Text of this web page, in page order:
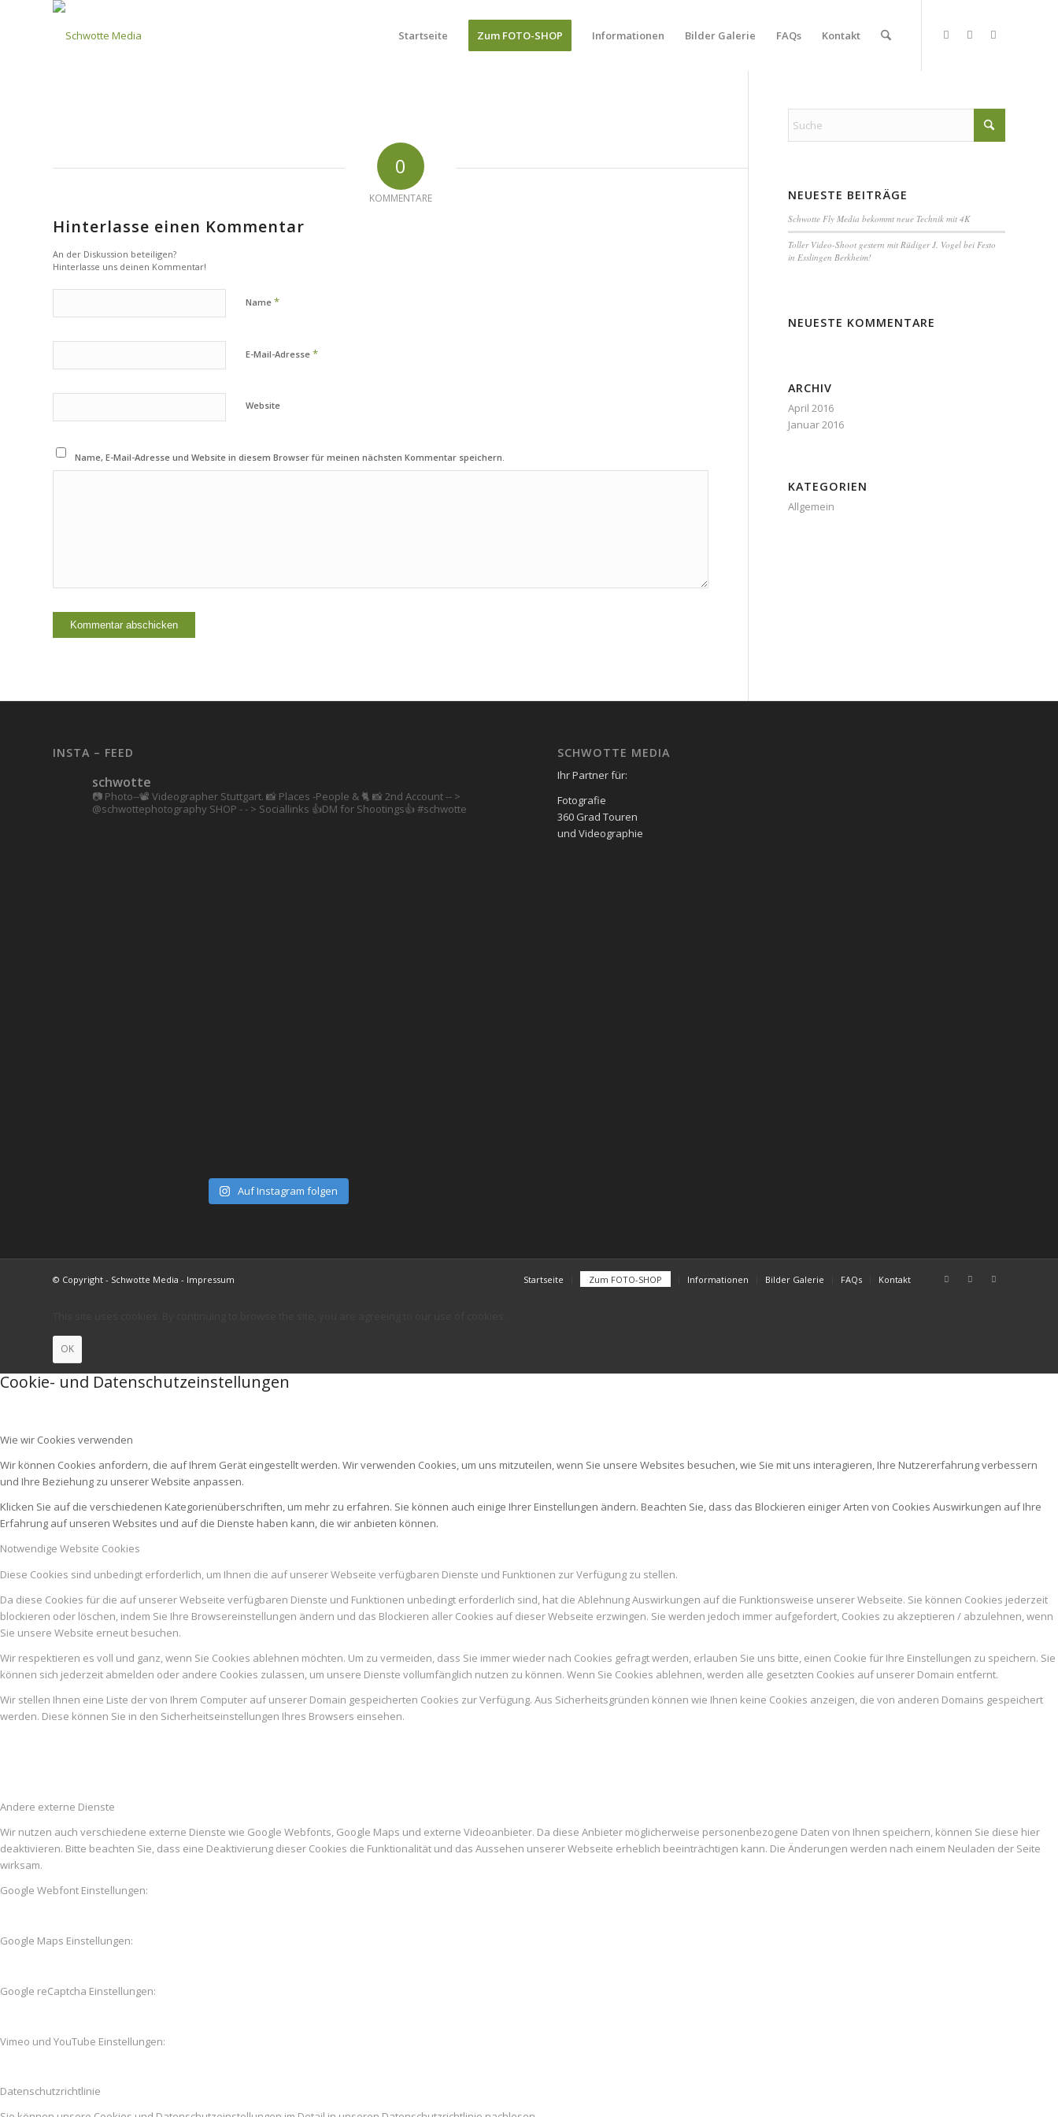
Startseite Zum FOTO-SHOP Informationen Bilder Galerie FAQs Kontakt
0
KOMMENTARE
Hinterlasse einen Kommentar
An der Diskussion beteiligen?
Hinterlasse uns deinen Kommentar!
Name *
E-Mail-Adresse *
Website
Name, E-Mail-Adresse und Website in diesem Browser für meinen nächsten Kommentar speichern.
NEUESTE BEITRÄGE
Schwotte Fly Media bekommt neue Technik mit 4K
Toller Video-Shoot gestern mit Rüdiger J. Vogel bei Festo
in Esslingen Berkheim!
NEUESTE KOMMENTARE
ARCHIV
April 2016
Januar 2016
KATEGORIEN
Allgemein
INSTA – FEED
schwotte
📷 Photo--📽️ Videographer Stuttgart. 📸 Places -People & 🐈 📸 2nd Account-- >
@schwottephotography SHOP - - > Sociallinks 👍DM for Shootings👍 #schwotte
Auf Instagram folgen
SCHWOTTE MEDIA
Ihr Partner für:
Fotografie
360 Grad Touren
und Videographie
© Copyright - Schwotte Media - Impressum Startseite Zum FOTO-SHOP Informationen Bilder Galerie FAQs Kontakt
OK
Cookie- und Datenschutzeinstellungen
Wie wir Cookies verwenden
Wir können Cookies anfordern, die auf Ihrem Gerät eingestellt werden. Wir verwenden Cookies, um uns mitzuteilen, wenn Sie unsere Websites besuchen, wie Sie mit uns interagieren, Ihre Nutzererfahrung verbessern
und Ihre Beziehung zu unserer Website anpassen.
Klicken Sie auf die verschiedenen Kategorienüberschriften, um mehr zu erfahren. Sie können auch einige Ihrer Einstellungen ändern. Beachten Sie, dass das Blockieren einiger Arten von Cookies Auswirkungen auf Ihre
Erfahrung auf unseren Websites und auf die Dienste haben kann, die wir anbieten können.
Notwendige Website Cookies
Diese Cookies sind unbedingt erforderlich, um Ihnen die auf unserer Webseite verfügbaren Dienste und Funktionen zur Verfügung zu stellen.
Da diese Cookies für die auf unserer Webseite verfügbaren Dienste und Funktionen unbedingt erforderlich sind, hat die Ablehnung Auswirkungen auf die Funktionsweise unserer Webseite. Sie können Cookies jederzeit
blockieren oder löschen, indem Sie Ihre Browsereinstellungen ändern und das Blockieren aller Cookies auf dieser Webseite erzwingen. Sie werden jedoch immer aufgefordert, Cookies zu akzeptieren / abzulehnen, wenn
Sie unsere Website erneut besuchen.
Wir respektieren es voll und ganz, wenn Sie Cookies ablehnen möchten. Um zu vermeiden, dass Sie immer wieder nach Cookies gefragt werden, erlauben Sie uns bitte, einen Cookie für Ihre Einstellungen zu speichern. Sie
können sich jederzeit abmelden oder andere Cookies zulassen, um unsere Dienste vollumfänglich nutzen zu können. Wenn Sie Cookies ablehnen, werden alle gesetzten Cookies auf unserer Domain entfernt.
Wir stellen Ihnen eine Liste der von Ihrem Computer auf unserer Domain gespeicherten Cookies zur Verfügung. Aus Sicherheitsgründen können wie Ihnen keine Cookies anzeigen, die von anderen Domains gespeichert
werden. Diese können Sie in den Sicherheitseinstellungen Ihres Browsers einsehen.
Andere externe Dienste
Wir nutzen auch verschiedene externe Dienste wie Google Webfonts, Google Maps und externe Videoanbieter. Da diese Anbieter möglicherweise personenbezogene Daten von Ihnen speichern, können Sie diese hier
deaktivieren. Bitte beachten Sie, dass eine Deaktivierung dieser Cookies die Funktionalität und das Aussehen unserer Webseite erheblich beeinträchtigen kann. Die Änderungen werden nach einem Neuladen der Seite
wirksam.
Google Webfont Einstellungen:
Google Maps Einstellungen:
Google reCaptcha Einstellungen:
Vimeo und YouTube Einstellungen:
Datenschutzrichtlinie